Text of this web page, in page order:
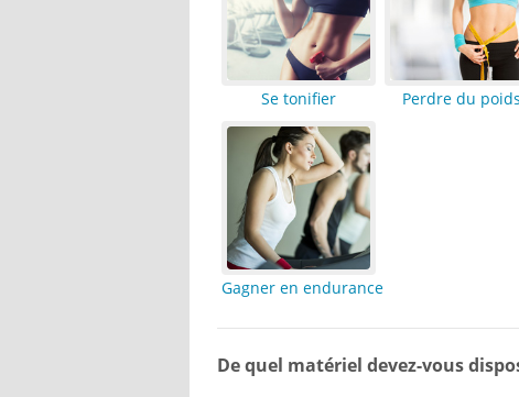
Se tonifier Perdre du poids
Gagner en endurance
De quel matériel devez-vous